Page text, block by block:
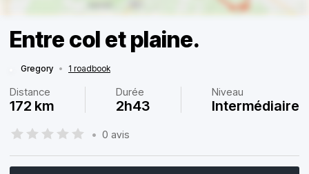
Entre col et plaine.
Gregory • 1 roadbook
Distance
172 km
Durée
2h43
Niveau
Intermédiaire
• 0 avis